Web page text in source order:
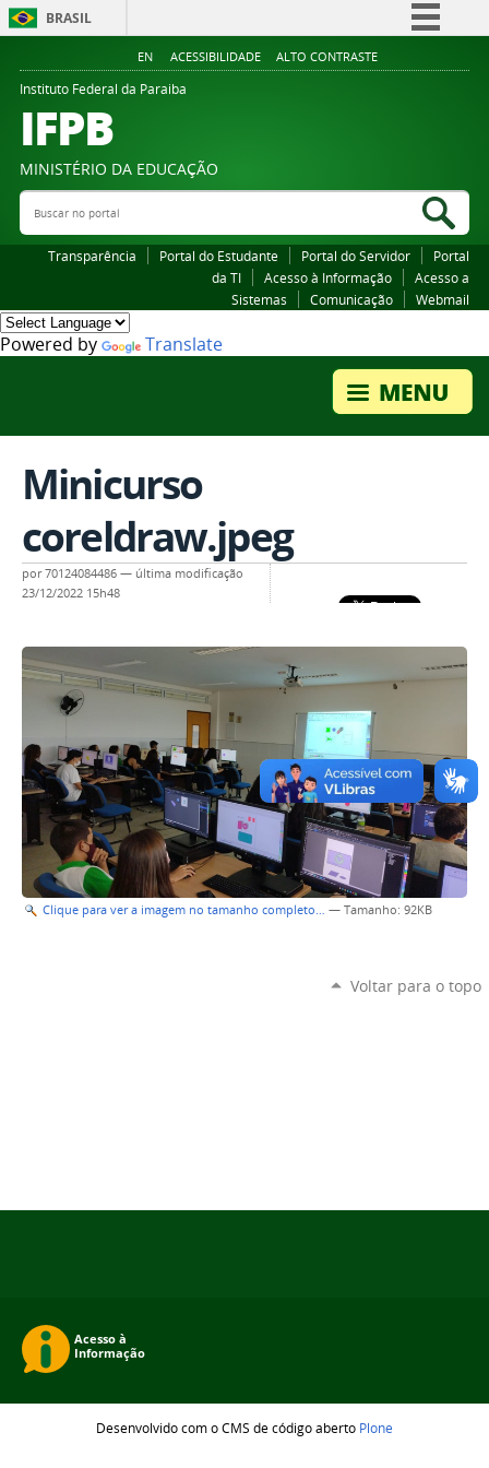
BRASIL
Simplifique!
Legislação
EN ACESSIBILIDADE ALTO CONTRASTE
Instituto Federal da Paraiba
IFPB
MINISTÉRIO DA EDUCAÇÃO
Buscar no portal
Transparência Portal do Estudante Portal do Servidor
Portal
da TI
Acesso à Informação
Acesso a
Sistemas
Comunicação Webmail
Powered by Translate
Minicurso
coreldraw.jpeg
por70124084486 — última modificação
23/12/2022 15h48
Clique para ver a imagem no tamanho completo… — Tamanho: 92KB
Voltar para o topo
Desenvolvido com o CMS de código aberto Plone